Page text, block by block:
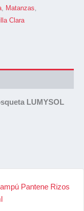
Matanzas
Clara
LUMYSOL